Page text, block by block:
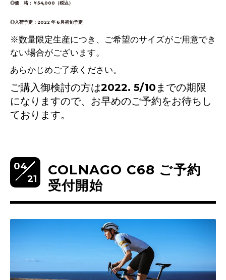
◎価 格：￥54,000（税込）
◎入荷予定：2022 年 6月初旬予定
※数量限定生産につき、ご希望のサイズがご用意でき
ない場合がございます。
あらかじめご了承ください。
ご購入御検討の方は2022. 5/10までの期限
になりますので、お早めのご予約をお待ちし
ております。
04
21
COLNAGO C68 ご予約
受付開始